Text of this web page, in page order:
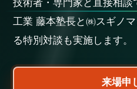
技術者・専門家と直接相
工業 藤本塾長と㈱スギノ
る特別対談も実施します。
来場申